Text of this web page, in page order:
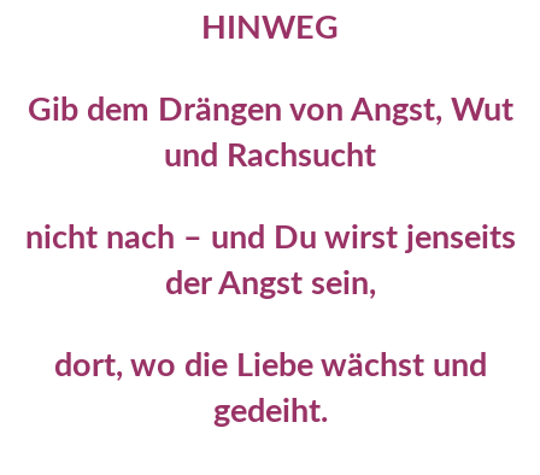
HINWEG
Gib dem Drängen von Angst, Wut
und Rachsucht
nicht nach – und Du wirst jenseits
der Angst sein,
dort, wo die Liebe wächst und
gedeiht.